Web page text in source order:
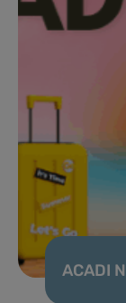
ACADI